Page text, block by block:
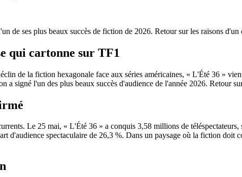
de ses plus beaux succès de fiction de 2026. Retour sur les raisons d'un
qui cartonne sur TF1
de la fiction hexagonale face aux séries américaines, « L'Été 36 »
a signé l'un des plus beaux succès d'audience de l'année 2026. Retour
Le 25 mai, « L'Été 36 » a conquis 3,58 millions de
d'audience spectaculaire de 26,3 %. Dans un paysage où la fiction doit